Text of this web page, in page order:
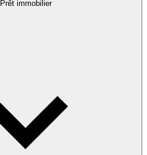
Prêt immobilier